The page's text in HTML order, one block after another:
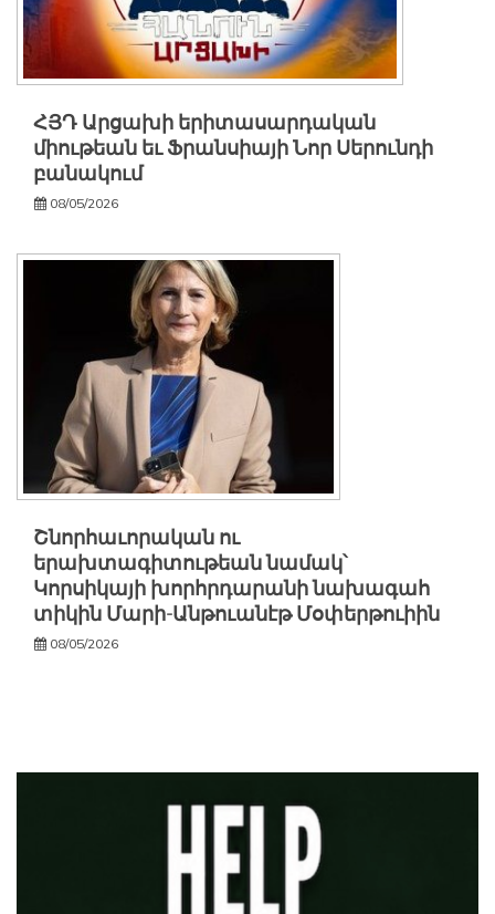
ՀՅԴ Արցախի երիտասարդական
միութեան եւ Ֆրանսիայի Նոր Սերունդի
բանակում
08/05/2026
Շնորհաւորական ու
երախտագիտութեան նամակ՝
Կորսիկայի խորհրդարանի նախագահ
տիկին Մարի-Անթուանէթ Մօփերթուիին
08/05/2026